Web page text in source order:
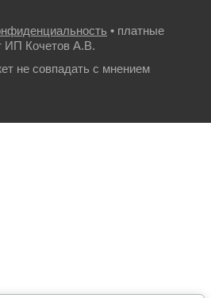
• платные
ИП Кочетов А.В.
не совпадать с мнением